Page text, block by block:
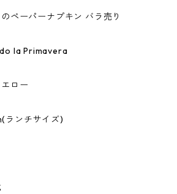
ペーパーナプキン バラ売り
la Primavera
ロー
ランチサイズ)